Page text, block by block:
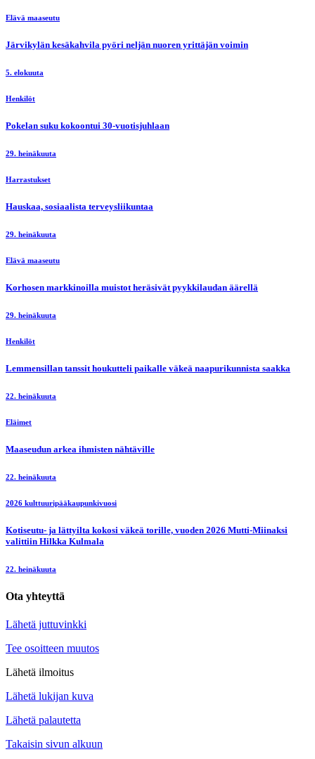
Elävä maaseutu
Järvikylän kesäkahvila pyöri neljän nuoren yrittäjän voimin
5. elokuuta
Henkilöt
Pokelan suku kokoontui 30-vuotisjuhlaan
29. heinäkuuta
Harrastukset
Hauskaa, sosiaalista terveysliikuntaa
29. heinäkuuta
Elävä maaseutu
Korhosen markkinoilla muistot heräsivät pyykkilaudan äärellä
29. heinäkuuta
Henkilöt
Lemmensillan tanssit houkutteli paikalle väkeä naapurikunnista saakka
22. heinäkuuta
Eläimet
Maaseudun arkea ihmisten nähtäville
22. heinäkuuta
2026 kulttuuripääkaupunkivuosi
Kotiseutu- ja lättyilta kokosi väkeä torille, vuoden 2026 Mutti-Miinaksi
valittiin Hilkka Kulmala
22. heinäkuuta
Ota yhteyttä
Lähetä juttuvinkki
Tee osoitteen muutos
Lähetä ilmoitus
Lähetä lukijan kuva
Lähetä palautetta
Takaisin sivun alkuun